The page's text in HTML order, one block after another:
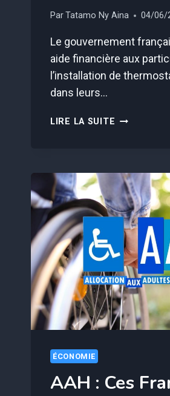
ParTatamo Ny Aina 04/06/
Le gouvernement
aide financière aux
l’installation de
dans leurs…
LIRE LA SUITE CETTE
EST
ACCORDÉE
SANS
CONDITIONS
DE
REVENUS,
MAIS
ELLE
SE
TERMINE
BIENTÔT
ÉCONOMIE
AAH : Ces